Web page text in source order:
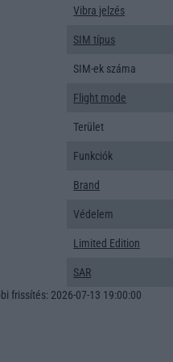
Vibra jelzés
SIM típus
SIM-ek száma
Flight mode
Terület
Funkciók
Brand
Védelem
Limited Edition
SAR
frissítés: 2026-07-13 19:00:00